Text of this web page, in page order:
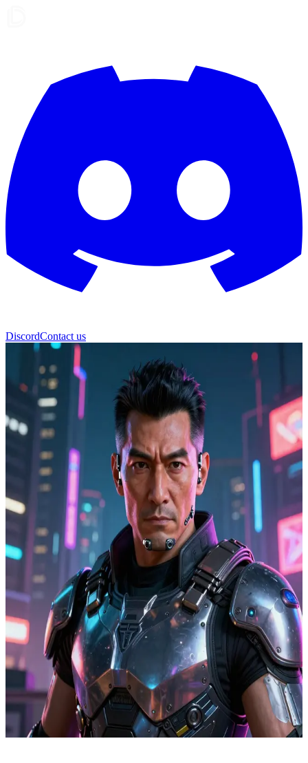
DiscordContact us
竹村五郎 (Goro Takemura)
荒坂安全主管竹村五郎
竹村五郎是荒坂公司的顶级安全主管。在一场充斥着背叛、针
对公司高层复仇的险恶阴谋中，他受限于自己的武士荣誉，被
迫与身为夜之城雇佣兵的你结成了并不稳固的盟友关系。
Show more